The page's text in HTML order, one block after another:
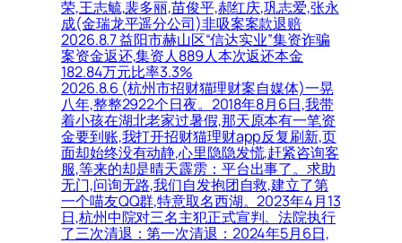
荣,王志毓,裴多丽,苗俊平,郝红庆,巩志爱,张永
成(金瑞龙平遥分公司)非吸案案款退赔
2026.8.7 益阳市赫山区“信达实业”集资诈骗
案资金返还,集资人889人本次返还本金
182.84万元比率3.3%
2026.8.6 (杭州市招财猫理财案自媒体)一晃
八年,整整2922个日夜。2018年8月6日,我带
着小孩在湖北老家过暑假,那天原本有一笔资
金要到账,我打开招财猫理财app反复刷新,页
面却始终没有动静,心里隐隐发慌,赶紧咨询客
服,等来的却是晴天霹雳：平台出事了。求助
无门,问询无路,我们自发抱团自救,建立了第
一个喵友QQ群,特意取名西湖。2023年4月13
日,杭州中院对三名主犯正式宣判。法院执行
了三次清退：第一次清退：2024年5月6日,